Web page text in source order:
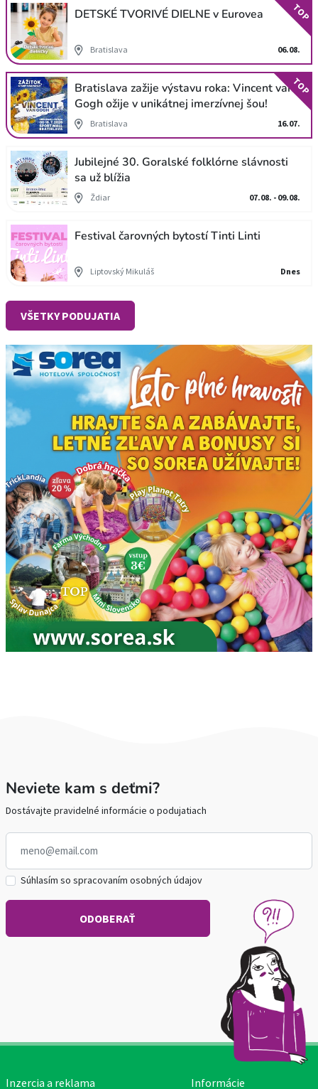
DETSKÉ TVORIVÉ DIELNE v Eurovea
Bratislava 06.08.
TOP
Bratislava zažije výstavu roka: Vincent van
Gogh ožije v unikátnej imerzívnej šou!
Bratislava 16.07.
TOP
Jubilejné 30. Goralské folklórne slávnosti
sa už blížia
Ždiar 07.08. - 09.08.
Festival čarovných bytostí Tinti Linti
Liptovský Mikuláš Dnes
VŠETKY PODUJATIA
Neviete kam s deťmi?
Dostávajte pravidelné informácie o podujatiach
Súhlasím so spracovaním osobných údajov
Inzercia a reklama Informácie